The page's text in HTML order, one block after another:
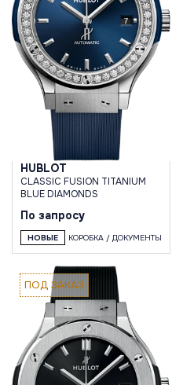
HUBLOT
CLASSIC FUSION TITANIUM
BLUE DIAMONDS
По запросу
НОВЫЕ КОРОБКА / ДОКУМЕНТЫ
ПОД ЗАКАЗ